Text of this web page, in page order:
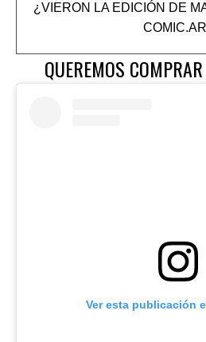
¿VIERON LA EDICIÓN DE
QUEREMOS
Ver esta publicación